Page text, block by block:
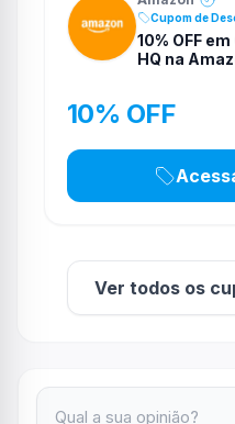
Cupom de
10% OFF
HQ na
10% OFF
Ver todos os